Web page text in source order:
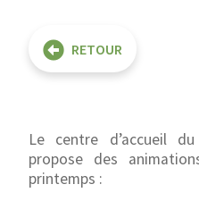
RETOUR
Le centre d’accueil
propose des
printemps :